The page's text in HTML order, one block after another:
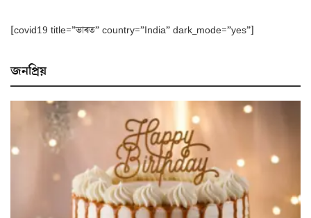
[covid19 title=”ভাৰত” country=”India” dark_mode=”yes”]
জনপ্ৰিয়